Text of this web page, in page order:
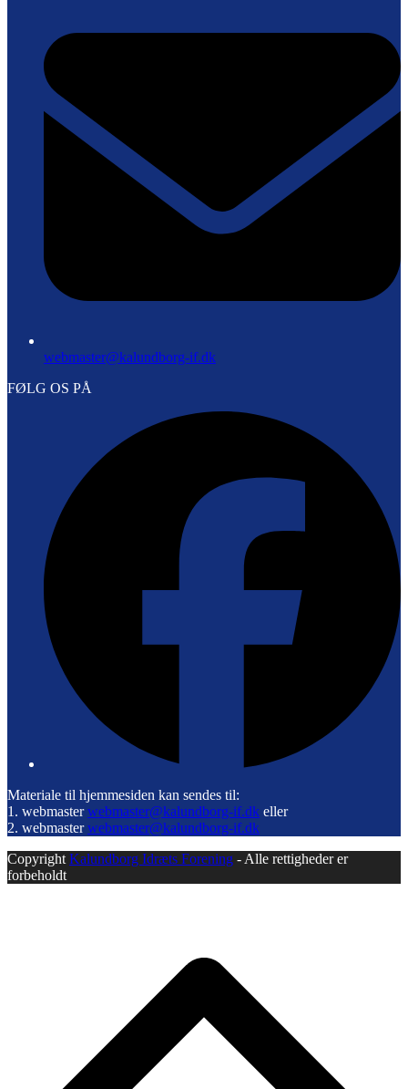
webmaster@kalundborg-if.dk
FØLG OS PÅ
Materiale til hjemmesiden kan sendes til:
1. webmasterwebmaster@kalundborg-if.dk eller
2. webmasterwebmaster@kalundborg-if.dk
Copyright Kalundborg Idræts Forening - Alle rettigheder er
forbeholdt